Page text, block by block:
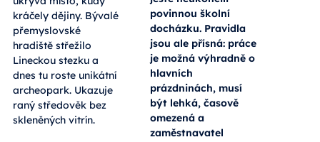
kráčely dějiny. Bývalé
přemyslovské
hradiště střežilo
Lineckou stezku a
dnes tu roste unikátní
archeopark. Ukazuje
raný středověk bez
skleněných vitrín.
povinnou školní
docházku. Pravidla
jsou ale přísná: práce
je možná výhradně o
hlavních
prázdninách, musí
být lehká, časově
omezená a
zaměstnavatel